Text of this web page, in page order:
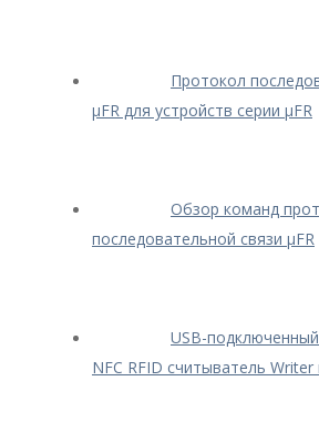
Протокол
μFR для устройств серии μFR
Обзор команд
последовательной связи μFR
USB-
NFC RFID считыватель Writer